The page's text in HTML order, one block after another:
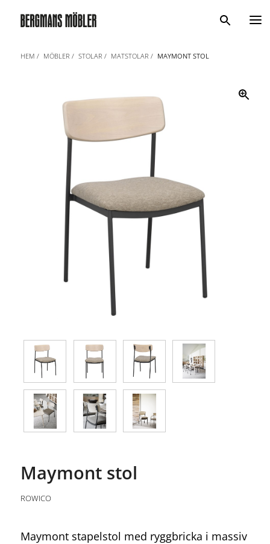
Sök
HEM MÖBLER STOLAR MATSTOLAR MAYMONT STOL
Maymont stol
ROWICO
Maymont stapelstol med ryggbricka i massiv